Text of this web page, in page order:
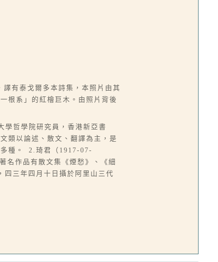
有泰戈爾多本詩集，本照片由其
根系」的紅檜巨木。由照片背後
學哲學院研究員，香港新亞書
類以論述、散文、翻譯為主，是
多種。 2.琦君（1917-07-
名作品有散文集《煙愁》、《細
三年四月十日攝於阿里山三代